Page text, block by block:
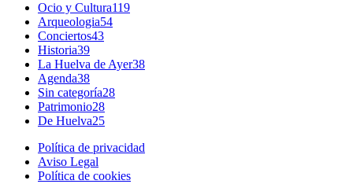
Ocio y Cultura119
Arqueologia54
Conciertos43
Historia39
La Huelva de Ayer38
Agenda38
Sin categoría28
Patrimonio28
De Huelva25
Política de privacidad
Aviso Legal
Política de cookies